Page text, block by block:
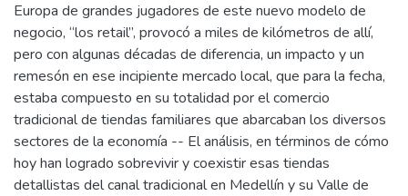
Europa de grandes jugadores de este nuevo modelo de
negocio, “los retail”, provocó a miles de kilómetros de allí,
pero con algunas décadas de diferencia, un impacto y un
remesón en ese incipiente mercado local, que para la fecha,
estaba compuesto en su totalidad por el comercio
tradicional de tiendas familiares que abarcaban los diversos
sectores de la economía -- El análisis, en términos de cómo
hoy han logrado sobrevivir y coexistir esas tiendas
detallistas del canal tradicional en Medellín y su Valle de